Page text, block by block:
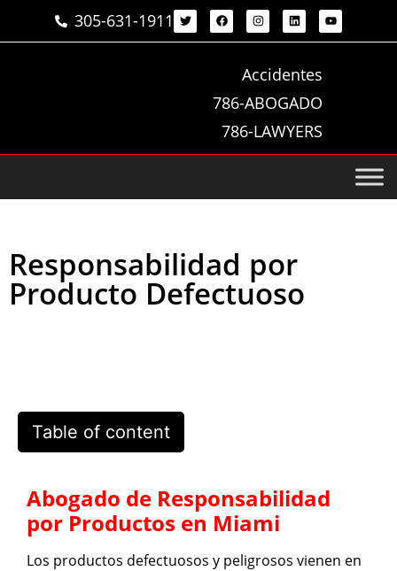
305-631-1911
Accidentes
786-ABOGADO
786-LAWYERS
Responsabilidad por
Producto Defectuoso
Table of content
Abogado de Responsabilidad
por Productos en Miami
Los productos defectuosos y peligrosos vienen en